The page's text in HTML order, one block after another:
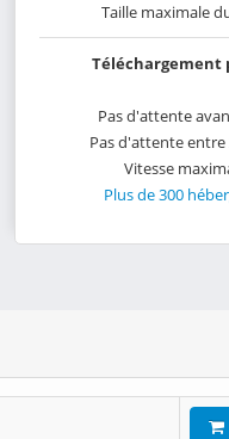
Taille maximale
Pas d'attente
Pas d'attente
Vitesse
Plus de 300